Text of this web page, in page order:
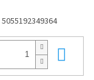
5055192349364